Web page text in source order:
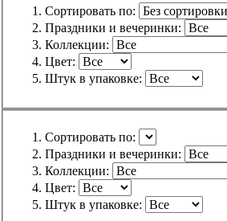
Сортировать по:
Праздники и вечеринки:
Коллекции:
Цвет:
Штук в упаковке:
Сортировать по:
Праздники и вечеринки:
Коллекции:
Цвет:
Штук в упаковке: